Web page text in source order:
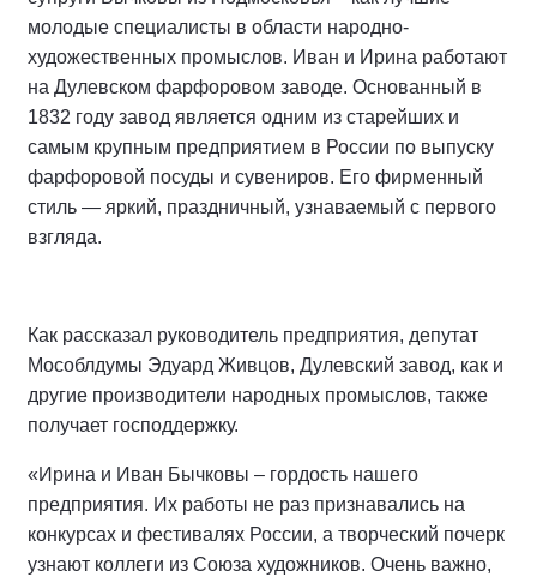
молодые специалисты в области народно-
художественных промыслов. Иван и Ирина работают
на Дулевском фарфоровом заводе. Основанный в
1832 году завод является одним из старейших и
самым крупным предприятием в России по выпуску
фарфоровой посуды и сувениров. Его фирменный
стиль — яркий, праздничный, узнаваемый с первого
взгляда.
Как рассказал руководитель предприятия, депутат
Мособлдумы Эдуард Живцов, Дулевский завод, как и
другие производители народных промыслов, также
получает господдержку.
«Ирина и Иван Бычковы – гордость нашего
предприятия. Их работы не раз признавались на
конкурсах и фестивалях России, а творческий почерк
узнают коллеги из Союза художников. Очень важно,